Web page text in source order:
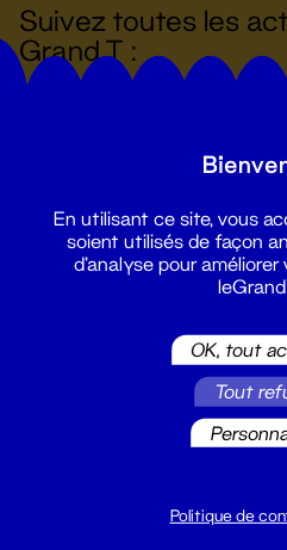
Suivez toutes les
Grand T :
billetterie@leGrandT.fr
En utilisant ce site, vous
soient utilisés de façon
d'analyse pour
OK, tout
Tout
Politique de